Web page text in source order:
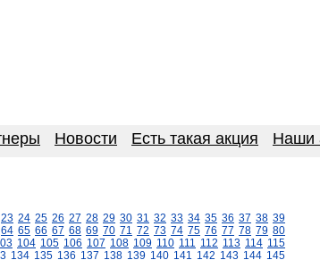
Новости Есть такая акция Наши
23 24 25 26 27 28 29 30 31 32 33 34 35 36 37 38 39
64 65 66 67 68 69 70 71 72 73 74 75 76 77 78 79 80
104 105 106 107 108 109 110 111 112 113 114 115
134 135 136 137 138 139 140 141 142 143 144 145